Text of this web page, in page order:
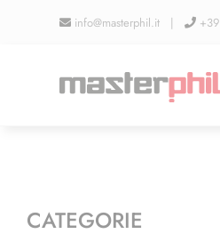
info@masterphil.it |
CATEGORIE